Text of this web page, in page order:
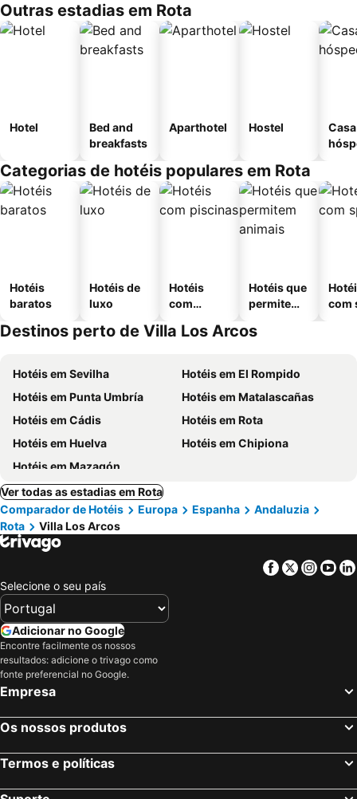
Outras estadias em Rota
Hotel
Bed and
breakfasts
Aparthotel Hostel
Categorias de hotéis populares em Rota
Hotéis
baratos
Hotéis de
luxo
Hotéis
com
Hotéis que
permitem
com
Destinos perto de Villa Los Arcos
Hotéis em Sevilha
Hotéis em El Rompido
Hotéis em Punta Umbría
Hotéis em Matalascañas
Hotéis em Cádis
Hotéis em Rota
Hotéis em Huelva
Hotéis em Chipiona
Hotéis em Mazagón
Ver todas as estadias em Rota
Comparador de Hotéis
Europa Espanha
Andaluzia
Rota
Villa Los Arcos
Facebook
Twitter
Selecione o seu país
Adicionar no Google
Encontre facilmente os nossos
resultados: adicione o trivago como
fonte preferencial no Google.
Empresa
Os nossos produtos
Termos e políticas